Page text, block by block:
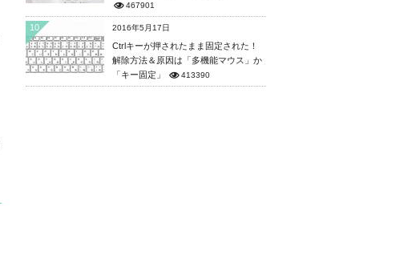
467901
10 2016年5月17日
Ctrlキーが押されたまま固定された！
解除方法＆原因は「多機能マウス」か
「キー固定」
413390